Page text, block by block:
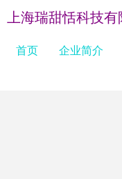
上海瑞甜恬科技有
首页 企业简介